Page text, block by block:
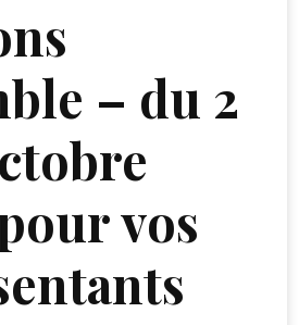
– du 2
vos